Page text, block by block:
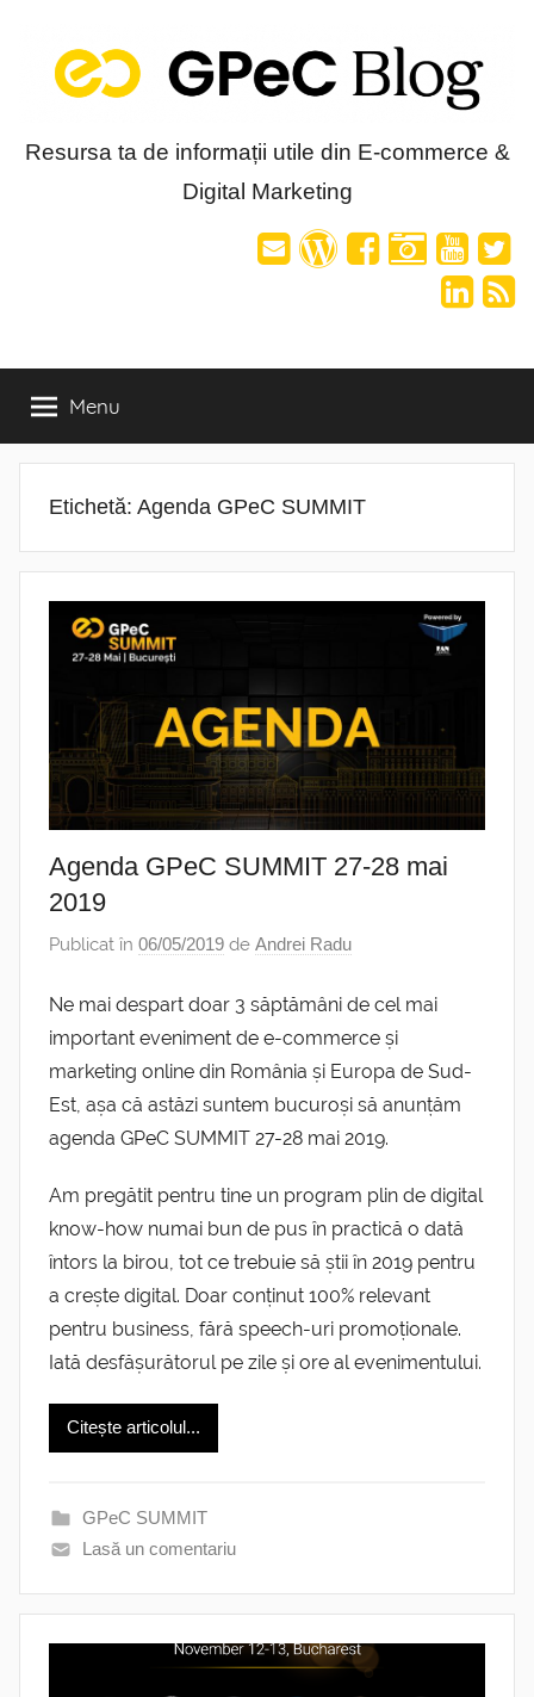
content
Blog-
Resursa ta de informații utile din E-commerce &
Digital Marketing
Menu
Etichetă: Agenda GPeC SUMMIT
Agenda GPeC SUMMIT 27-28 mai
2019
Publicat în 06/05/2019 de Andrei Radu
Ne mai despart doar 3 săptămâni de cel mai
important eveniment de e-commerce și
marketing online din România și Europa de Sud-
Est, așa că astăzi suntem bucuroși să anunțăm
agenda GPeC SUMMIT 27-28 mai 2019.
Am pregătit pentru tine un program plin de digital
know-how numai bun de pus în practică o dată
întors la birou, tot ce trebuie să știi în 2019 pentru
a crește digital. Doar conținut 100% relevant
pentru business, fără speech-uri promoționale.
Iată desfășurătorul pe zile și ore al evenimentului.
Citește articolul...
GPeC SUMMIT
Lasă un comentariu